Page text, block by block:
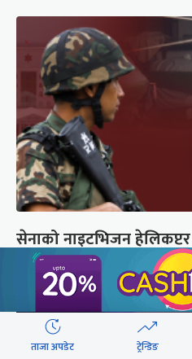
सेनाको नाइटभिजन
जनताको ज्यान बचाउन उड्दैन
ताजा अपडेट ट्रेन्डिङ